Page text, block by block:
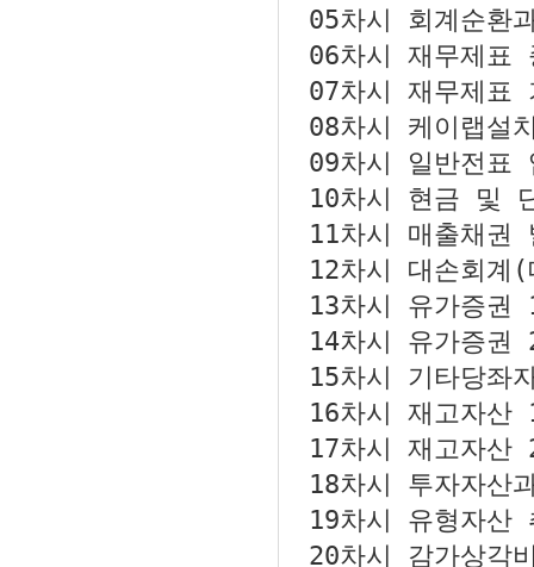
05차시
회계순환
06차시
재무제표
07차시
재무제표
08차시
케이랩설
09차시
일반전표
10차시
현금 및
11차시
매출채권
12차시
대손회계
13차시
유가증권
14차시
유가증권
15차시
기타당좌
16차시
재고자산
17차시
재고자산
18차시
투자자산
19차시
유형자산
20차시
감가상각